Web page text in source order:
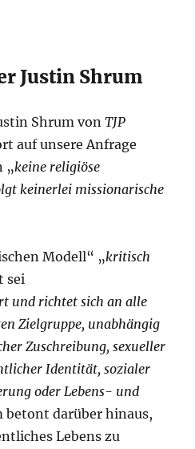
Justin Shrum
Shrum vonTJP
auf unsere Anfrage
„keine religiöse
keinerlei missionarische
Modell“ „kritisch
sei
und richtet sich an alle
Zielgruppe, unabhängig
Zuschreibung, sexueller
Identität, sozialer
oder Lebens- und
betont darüber hinaus,
Lebens zu